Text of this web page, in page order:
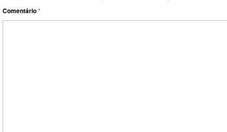
Comentário*